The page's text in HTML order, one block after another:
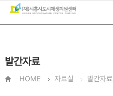
발간자료
HOME 자료실 발간자료